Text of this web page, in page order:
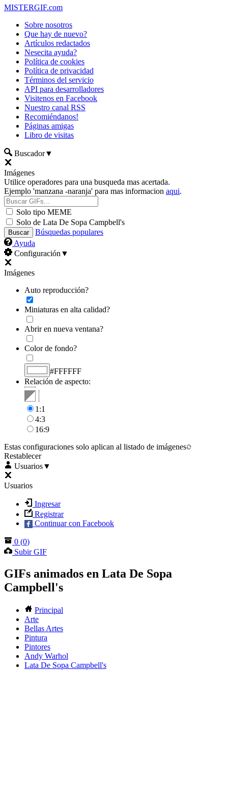
MISTERGIF.com
Sobre nosotros
Que hay de nuevo?
Artículos redactados
Nesecita ayuda?
Política de cookies
Política de privacidad
Términos del servicio
API para desarrolladores
Visitenos en Facebook
Nuestro canal RSS
Recomiéndanos!
Páginas amigas
Libro de visitas
Buscador▼
Imágenes
Utilice operadores para una busqueda mas acertada.
Ejemplo 'manzana -naranja' para mas informacion aqui.
Solo tipo MEME
Solo de Lata De Sopa Campbell's
Búsquedas populares
Ayuda
Configuración ▼
Imágenes
Auto reproducción?
Miniaturas en alta calidad?
Abrir en nueva ventana?
Color de fondo?
#FFFFFF
Relación de aspecto:
1:1
4:3
16:9
Estas configuraciones solo aplican al listado de imágenes
Restablecer
Usuarios▼
Usuarios
Ingresar
Registrar
Continuar con Facebook
0 (0)
Subir GIF
GIFs animados en Lata De Sopa
Campbell's
Principal
Arte
Bellas Artes
Pintura
Pintores
Andy Warhol
Lata De Sopa Campbell's